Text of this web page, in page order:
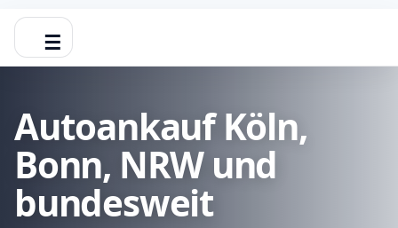
☰
Autoankauf Köln,
Bonn, NRW und
bundesweit